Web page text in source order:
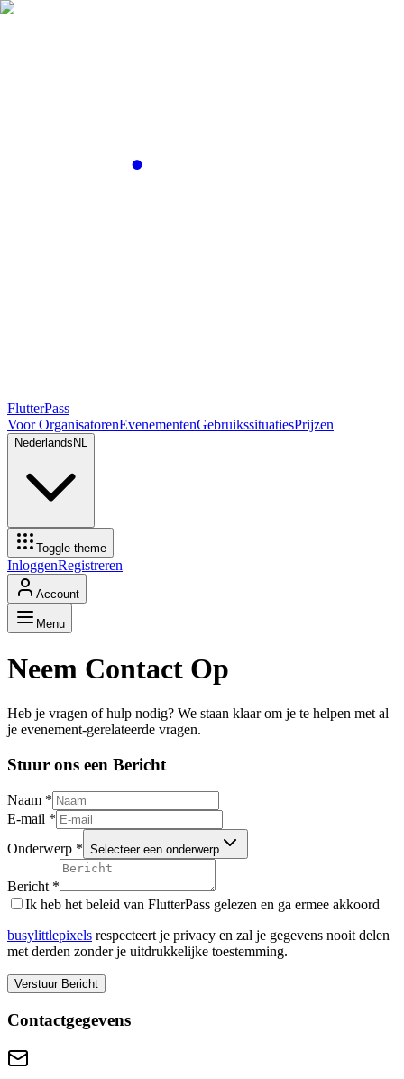
FlutterPass
Voor OrganisatorenEvenementenGebruikssituatiesPrijzen
Nederlands NL
Toggle theme
InloggenRegistreren
Account
Menu
Neem Contact Op
Heb je vragen of hulp nodig? We staan klaar om je te helpen met al
je evenement-gerelateerde vragen.
Stuur ons een Bericht
Naam *
E-mail *
Onderwerp * Selecteer een onderwerp
Bericht *
Ik heb het beleid van FlutterPass gelezen en ga ermee akkoord
busylittlepixels respecteert je privacy en zal je gegevens nooit delen
met derden zonder je uitdrukkelijke toestemming.
Verstuur Bericht
Contactgegevens